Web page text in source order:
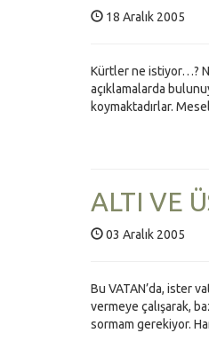
18 Aralık 2005
Kürtler ne istiyor…?
açıklamalarda
koymaktadırlar.
ALTI VE
03 Aralık 2005
Bu VATAN’da, ister
vermeye çalışarak,
sormam gerekiyor.